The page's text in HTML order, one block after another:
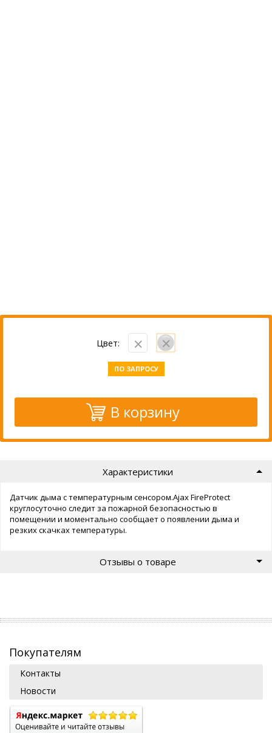
Цвет:
ПО ЗАПРОСУ
В корзину
Характеристики
Датчик дыма с температурным сенсором.Ajax FireProtect
круглосуточно следит за пожарной безопасностью в
помещении и моментально сообщает о появлении дыма и
резких скачках температуры.
Отзывы о товаре
Покупателям
Контакты
Новости